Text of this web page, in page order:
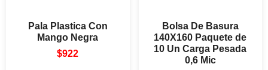
Pala Plastica Con
Mango Negra
$922
Bolsa De Basura
140X160 Paquete de
10 Un Carga Pesada
0,6 Mic